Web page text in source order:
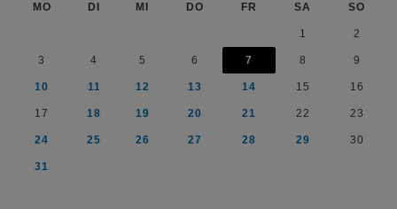
MO DI MI DO FR SA SO
1 2
3 4 5 6 7 8 9
10 11 12 13 14 15 16
17 18 19 20 21 22 23
24 25 26 27 28 29 30
31